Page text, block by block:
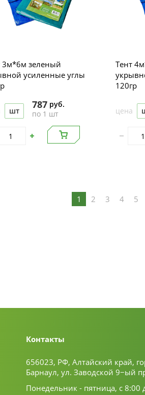
усиленные углы
шт
787 руб.
по 1 шт
Тент
120гр
цена
1 2 3 4 5
Контакты
656023, РФ, Алтайский край,
Барнаул, ул. Заводской 9−ый
Понедельник - пятница, с 8:00